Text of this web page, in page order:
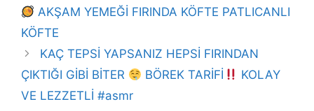
AKŞAM YEMEĞİ FIRINDA KÖFTE PATLICANLI
KÖFTE
KAÇ TEPSİ YAPSANIZ HEPSİ FIRINDAN
ÇIKTIĞI GİBİ BİTER
BÖREK TARİFİ
KOLAY
VE LEZZETLİ #asmr